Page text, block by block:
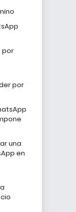
por
por
una
en